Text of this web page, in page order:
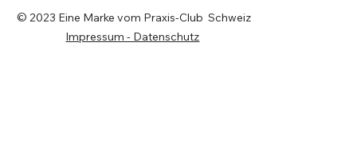
© 2023 Eine Marke vom Praxis-Club Schweiz
Impressum - Datenschutz